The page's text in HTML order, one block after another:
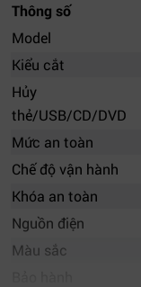
Thông số
Model
Kiểu cắt
Hủy
thẻ/USB/CD/DVD
Mức an toàn
Chế độ vận hành
Khóa an toàn
Nguồn điện
Màu sắc